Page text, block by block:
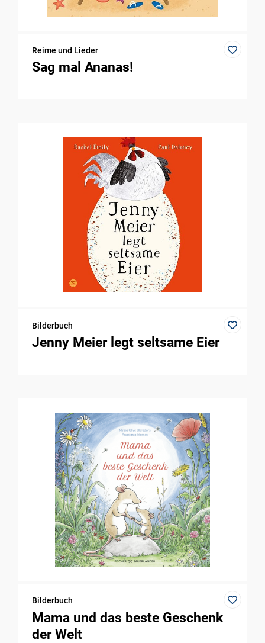
Reime und Lieder
Sag mal Ananas!
Bilderbuch
Jenny Meier legt seltsame Eier
Bilderbuch
Mama und das beste Geschenk
der Welt